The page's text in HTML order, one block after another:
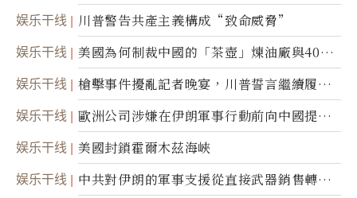
娱乐干线 川普警告共產主義構成“致命威脅”
娱乐干线
美國為何制裁中國的「茶壺」煉油廠與40家
航運公司
娱乐干线
槍擊事件擾亂記者晚宴，川普誓言繼續履行
職責
娱乐干线
歐洲公司涉嫌在伊朗軍事行動前向中國提供
美軍基地的衛星影像
娱乐干线 美國封鎖霍爾木茲海峽
娱乐干线
中共對伊朗的軍事支援從直接武器銷售轉向